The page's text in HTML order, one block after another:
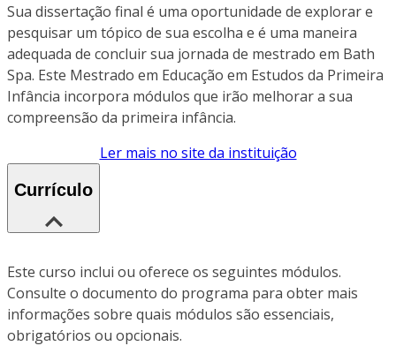
Sua dissertação final é uma oportunidade de explorar e
pesquisar um tópico de sua escolha e é uma maneira
adequada de concluir sua jornada de mestrado em Bath
Spa. Este Mestrado em Educação em Estudos da Primeira
Infância incorpora módulos que irão melhorar a sua
compreensão da primeira infância.
Ler mais no site da instituição
Currículo
Este curso inclui ou oferece os seguintes módulos.
Consulte o documento do programa para obter mais
informações sobre quais módulos são essenciais,
obrigatórios ou opcionais.